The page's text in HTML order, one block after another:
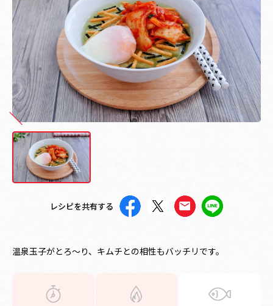
レシピを共有する
温泉玉子がとろ～り、キムチとの相性もバッチリです。